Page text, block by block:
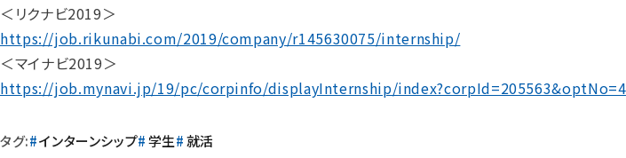
＜リクナビ2019＞
https://job.rikunabi.com/2019/company/r145630075/internship/
＜マイナビ2019＞
https://job.mynavi.jp/19/pc/corpinfo/displayInternship/
タグ: インターンシップ 学生 就活